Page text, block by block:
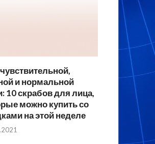
и нормальной
10 скрабов для лица,
можно купить со
на этой неделе